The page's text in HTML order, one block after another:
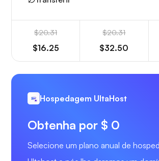
$20.31
$16.25
$20.31
$32.50
Hospedagem UltaHost
Obtenha por $ 0
Selecione um plano anual de